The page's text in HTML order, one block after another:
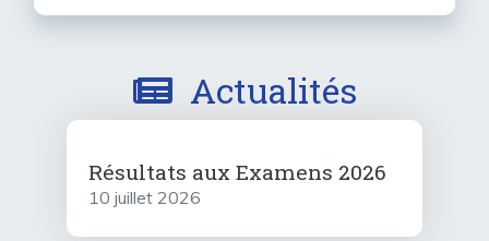
Actualités
Résultats aux Examens 2026
10 juillet 2026